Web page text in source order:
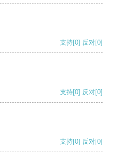
支持[0] 反对[0]
支持[0] 反对[0]
支持[0] 反对[0]